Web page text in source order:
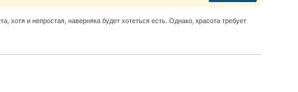
хотя и непростая, наверняка будет хотеться есть. Однако, красота требует